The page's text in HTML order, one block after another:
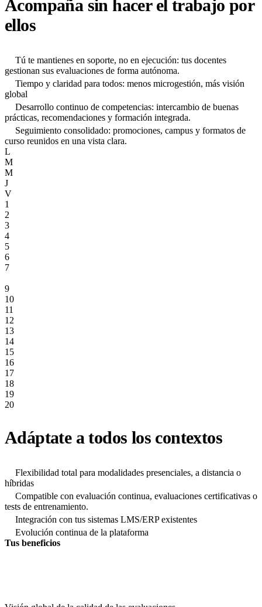
Acompaña sin hacer el trabajo por
ellos
Tú te mantienes en soporte, no en ejecución: tus docentes
gestionan sus evaluaciones de forma autónoma.
Tiempo y claridad para todos: menos microgestión, más visión
global
Desarrollo continuo de competencias: intercambio de buenas
prácticas, recomendaciones y formación integrada.
Seguimiento consolidado: promociones, campus y formatos de
curso reunidos en una vista clara.
L
M
M
J
V
1
2
3
4
5
6
7
9
10
11
12
13
14
15
16
17
18
19
20
Adáptate a todos los contextos
Flexibilidad total para modalidades presenciales, a distancia o
híbridas
Compatible con evaluación continua, evaluaciones certificativas o
tests de entrenamiento.
Integración con tus sistemas LMS/ERP existentes
Evolución continua de la plataforma
Tus beneficios